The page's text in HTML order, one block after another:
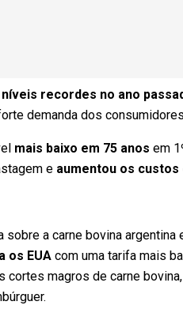
recordes no ano
demanda dos
mais baixo em 75 anos em
e aumentou os custos
a carne bovina
os EUA com uma tarifa mais
cortes magros de carne